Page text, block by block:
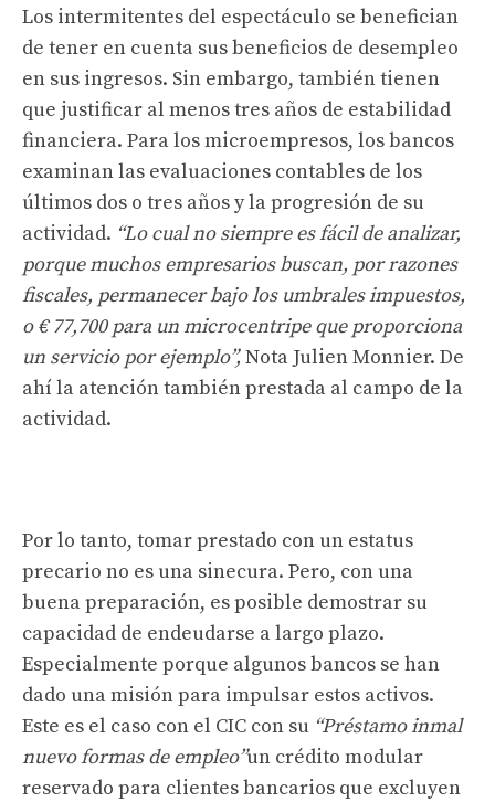
Los intermitentes del espectáculo se benefician
de tener en cuenta sus beneficios de desempleo
en sus ingresos. Sin embargo, también tienen
que justificar al menos tres años de estabilidad
financiera. Para los microempresos, los bancos
examinan las evaluaciones contables de los
últimos dos o tres años y la progresión de su
actividad. “Lo cual no siempre es fácil de analizar,
porque muchos empresarios buscan, por razones
fiscales, permanecer bajo los umbrales impuestos,
o € 77,700 para un microcentripe que proporciona
un servicio por ejemplo”,Nota Julien Monnier. De
ahí la atención también prestada al campo de la
actividad.
Por lo tanto, tomar prestado con un estatus
precario no es una sinecura. Pero, con una
buena preparación, es posible demostrar su
capacidad de endeudarse a largo plazo.
Especialmente porque algunos bancos se han
dado una misión para impulsar estos activos.
Este es el caso con el CIC con su “Préstamo inmal
nuevo formas de empleo”un crédito modular
reservado para clientes bancarios que excluyen